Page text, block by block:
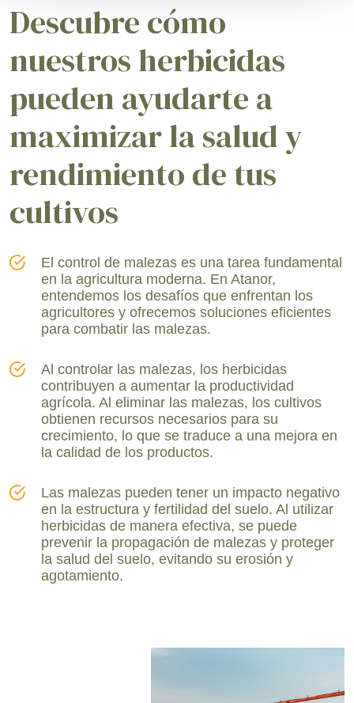
Descubre cómo
nuestros herbicidas
pueden ayudarte a
maximizar la salud y
rendimiento de tus
cultivos
El control de malezas es una tarea fundamental
en la agricultura moderna. En Atanor,
entendemos los desafíos que enfrentan los
agricultores y ofrecemos soluciones eficientes
para combatir las malezas.
Al controlar las malezas, los herbicidas
contribuyen a aumentar la productividad
agrícola. Al eliminar las malezas, los cultivos
obtienen recursos necesarios para su
crecimiento, lo que se traduce a una mejora en
la calidad de los productos.
Las malezas pueden tener un impacto negativo
en la estructura y fertilidad del suelo. Al utilizar
herbicidas de manera efectiva, se puede
prevenir la propagación de malezas y proteger
la salud del suelo, evitando su erosión y
agotamiento.